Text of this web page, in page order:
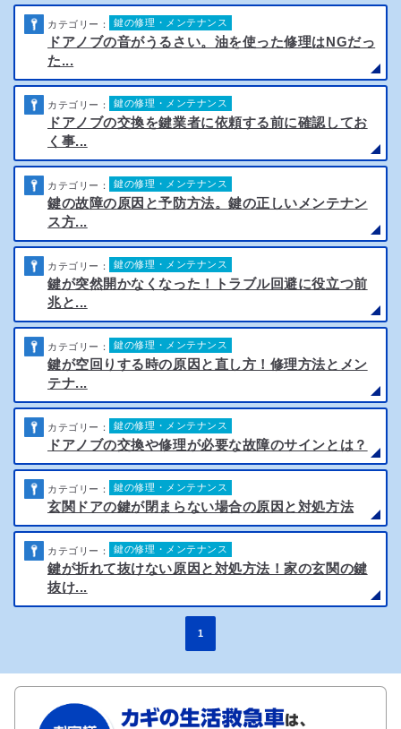
カテゴリー： 鍵の修理・メンテナンス
ドアノブの音がうるさい。油を使った修理はNGだっ
た...
カテゴリー： 鍵の修理・メンテナンス
ドアノブの交換を鍵業者に依頼する前に確認してお
く事...
カテゴリー： 鍵の修理・メンテナンス
鍵の故障の原因と予防方法。鍵の正しいメンテナン
ス方...
カテゴリー： 鍵の修理・メンテナンス
鍵が突然開かなくなった！トラブル回避に役立つ前
兆と...
カテゴリー： 鍵の修理・メンテナンス
鍵が空回りする時の原因と直し方！修理方法とメン
テナ...
カテゴリー： 鍵の修理・メンテナンス
ドアノブの交換や修理が必要な故障のサインとは？
カテゴリー： 鍵の修理・メンテナンス
玄関ドアの鍵が閉まらない場合の原因と対処方法
カテゴリー： 鍵の修理・メンテナンス
鍵が折れて抜けない原因と対処方法！家の玄関の鍵
抜け...
1